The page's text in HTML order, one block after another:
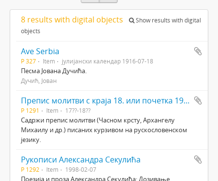
8 results with digital objects
Show results with digital
objects
Ave Serbia
P 327 Item јулијански календар 1916-07-18
Песма Јована Дучића.
Дучић, Јован
Препис молитви с краја 18. или почетка 19. века
Р 1291 Item 17??-18??
Садржи препис молитви (Часном крсту, Архангелу
Михаилу и др.) писаних курзивом на рускословенском
језику.
Рукописи Александра Секулића
Р 1292 Item 1998-02-07
Поезија и проза Александра Секулића: Дозивање